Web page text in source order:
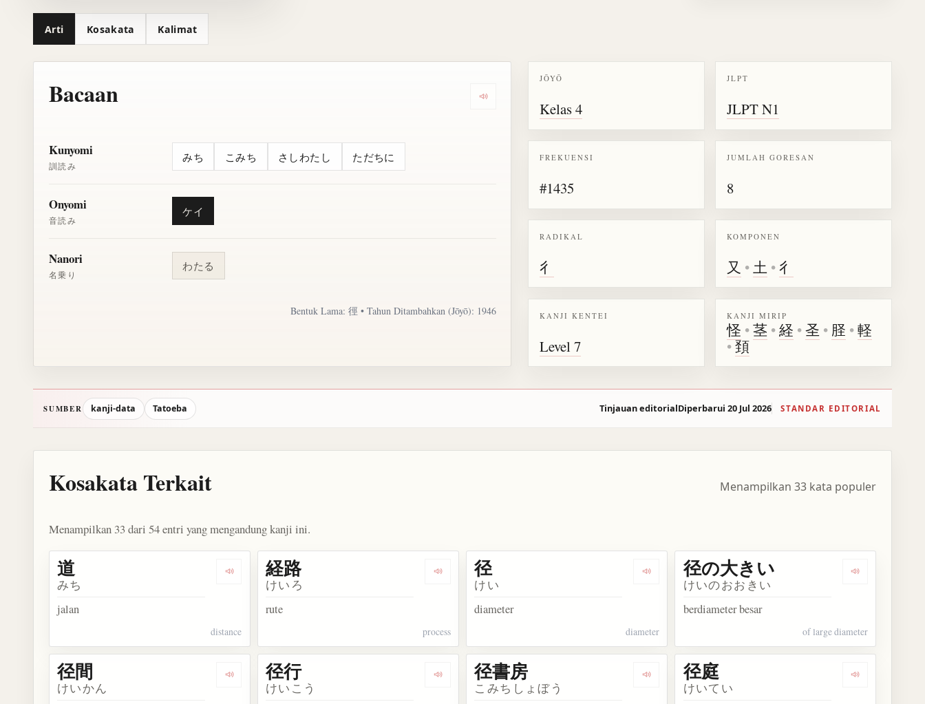
Arti Kosakata Kalimat
Bacaan Dengarkan semua bacaan untuk kanji 径
Kunyomi
訓読み
みち こみち さしわたし ただちに
Onyomi
音読み
ケイ
Nanori
名乗り
わたる
Bentuk Lama: 徑 • Tahun Ditambahkan (Jōyō): 1946
JŌYŌ
Kelas 4
JLPT
JLPT N1
FREKUENSI
#1435
JUMLAH GORESAN
8
RADIKAL
彳
KOMPONEN
又 •土 •彳
KANJI KENTEI
Level 7
KANJI MIRIP
怪 •茎 •経 •圣 • 𦙾 •軽
•頚
SUMBER kanji-data Tatoeba Tinjauan editorialDiperbarui 20 Jul 2026 STANDAR EDITORIAL
Kosakata Terkait Menampilkan 33 kata populer
Menampilkan 33 dari 54 entri yang mengandung kanji ini.
Dengarkan kosakata 道
道
みち
jalan
distance
Dengarkan kosakata 経路
経路
けいろ
rute
process
Dengarkan kosakata 径
径
けい
diameter
diameter
Dengarkan
径の大きい
けいのおおきい
berdiameter besar
of large diameter
Dengarkan kosakata 径間
径間
けいかん Dengarkan kosakata 径行
径行
けいこう Dengarkan kosakata 径書房
径書房
こみちしょぼう Dengarkan
径庭
けいてい